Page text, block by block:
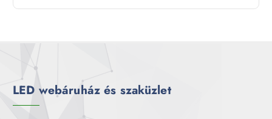
é
r
t
LED webáruház és szaküzlet